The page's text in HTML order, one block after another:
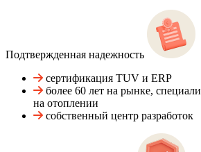
Подтвержденная надежность
сертификация TUV и ERP
более 60 лет на рынке,
на отоплении
собственный центр разработок